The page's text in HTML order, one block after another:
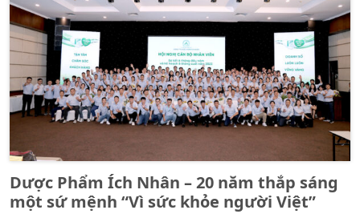
Dược Phẩm Ích Nhân – 20 năm thắp sáng
một sứ mệnh “Vì sức khỏe người Việt”